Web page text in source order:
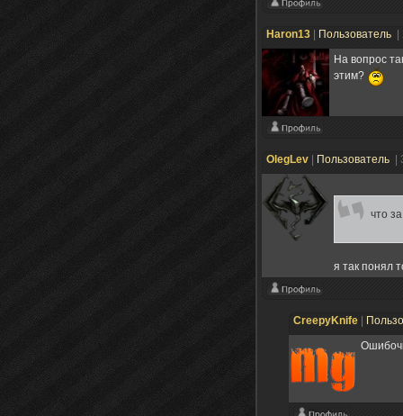
Haron13 Пользователь
На вопрос
этим?
OlegLev Пользователь |
что
я так понял
CreepyKnife